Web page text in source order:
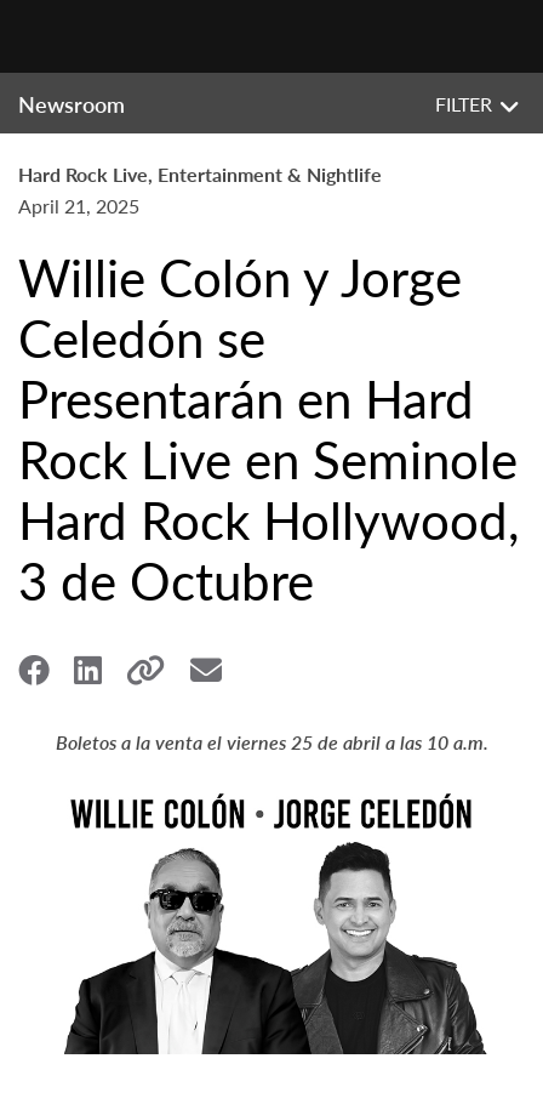
Newsroom FILTER
Hard Rock Live, Entertainment & Nightlife
April 21, 2025
Willie Colón y Jorge
Celedón se
Presentarán en Hard
Rock Live en Seminole
Hard Rock Hollywood,
3 de Octubre
Boletos a la venta el viernes 25 de abril a las 10 a.m.